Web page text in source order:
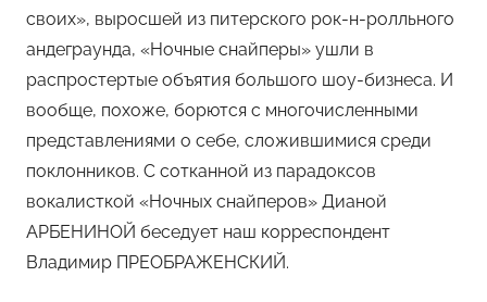
своих», выросшей из питерского рок-н-ролльного
андеграунда, «Ночные снайперы» ушли в
распростертые объятия большого шоу-бизнеса. И
вообще, похоже, борются с многочисленными
представлениями о себе, сложившимися среди
поклонников. С сотканной из парадоксов
вокалисткой «Ночных снайперов» Дианой
АРБЕНИНОЙ беседует наш корреспондент
Владимир ПРЕОБРАЖЕНСКИЙ.